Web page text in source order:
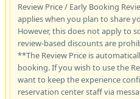
Review Price / Early Booking
applies when you plan to share
However, this does not apply to
review-based discounts are
**The Review Price is
booking. If you wish to use the
want to keep the experience
reservation center staff via